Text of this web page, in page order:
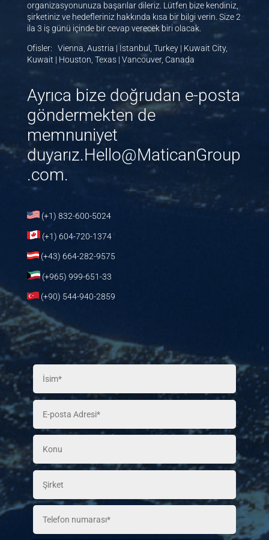
organizasyonunuza başarılar dileriz. Lütfen bize kendiniz,
şirketiniz ve hedefleriniz hakkında kısa bir bilgi verin. Size 2
ila 3 iş günü içinde bir cevap verecek biri olacak.
Ofisler: Vienna, Austria | Istanbul, Turkey | Kuwait City,
Kuwait | Houston, Texas | Vancouver, Canada
Ayrıca bize doğrudan e-posta
göndermekten de
memnuniyet
duyarız.Hello@MaticanGroup
.com.
(+1) 832-600-5024
(+1) 604-720-1374
(+43) 664-282-9575
(+965) 999-651-33
(+90) 544-940-2859